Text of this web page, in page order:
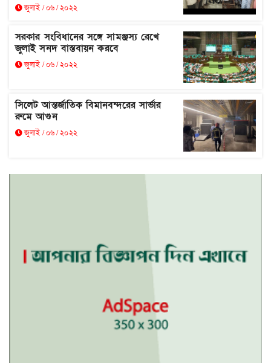
জুলাই / ০৬ / ২০২২
সরকার সংবিধানের সঙ্গে সামঞ্জস্য রেখে
জুলাই সনদ বাস্তবায়ন করবে
জুলাই / ০৬ / ২০২২
সিলেট আন্তর্জাতিক বিমানবন্দরের সার্ভার
রুমে আগুন
জুলাই / ০৬ / ২০২২